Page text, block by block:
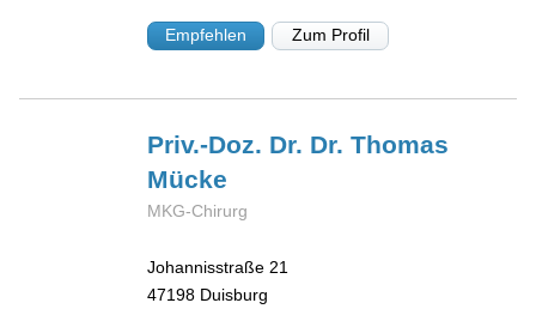
Empfehlen Zum Profil
Priv.-Doz. Dr. Dr. Thomas
Mücke
MKG-Chirurg
Johannisstraße 21
47198 Duisburg